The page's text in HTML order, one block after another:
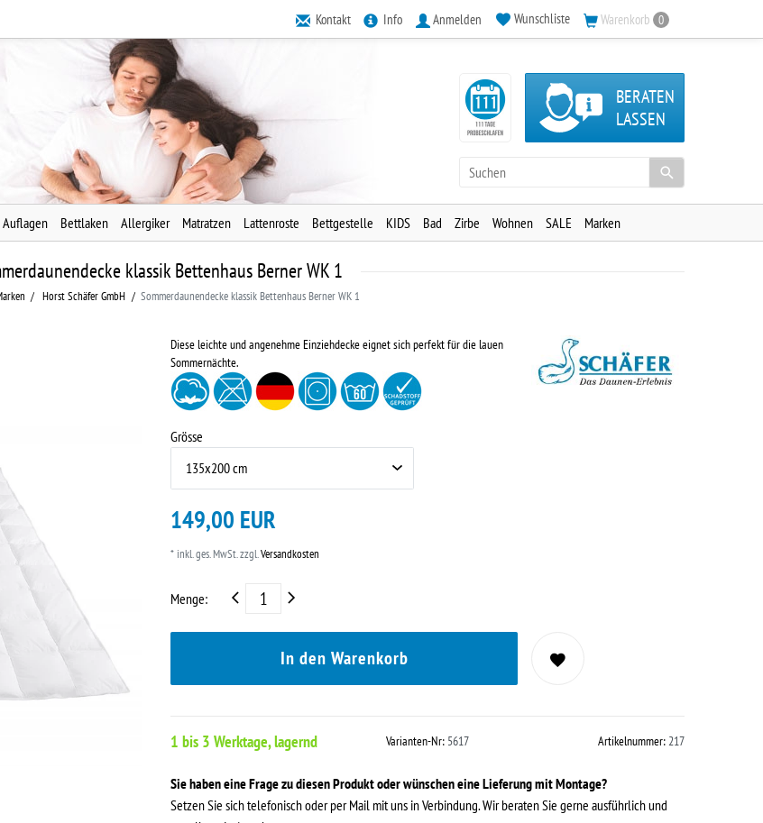
Kontakt Info Anmelden Wunschliste Warenkorb 0
BERATEN
LASSEN
Auflagen Bettlaken Allergiker Matratzen Lattenroste Bettgestelle KIDS Bad Zirbe Wohnen SALE Marken
klassik Bettenhaus Berner WK 1
Horst Schäfer GmbH Sommerdaunendecke klassik Bettenhaus Berner WK 1
Diese leichte und angenehme Einziehdecke eignet sich perfekt für die lauen
Sommernächte.
Grösse
149,00 EUR
* inkl. ges. MwSt. zzgl.Versandkosten
Menge:
In den Warenkorb
1 bis 3 Werktage, lagernd Varianten-Nr: 5617 Artikelnummer:217
Sie haben eine Frage zu diesen Produkt oder wünschen eine Lieferung mit Montage?
Setzen Sie sich telefonisch oder per Mail mit uns in Verbindung. Wir beraten Sie gerne ausführlich und